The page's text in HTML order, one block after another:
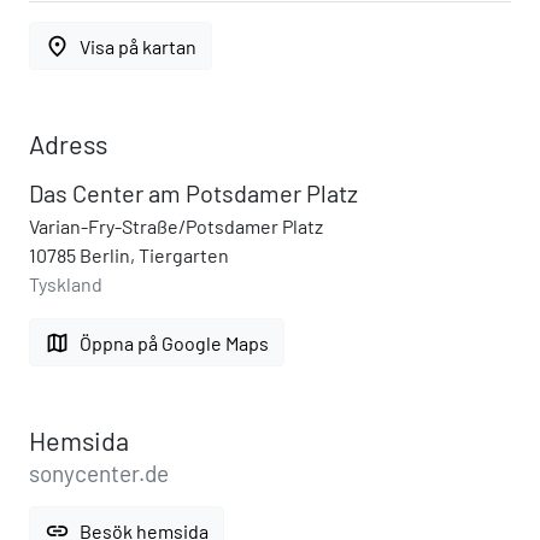
place Visa på kartan
Adress
Das Center am Potsdamer Platz
Varian-Fry-Straße/Potsdamer Platz
10785 Berlin, Tiergarten
Tyskland
map Öppna på Google Maps
Hemsida
sonycenter.de
link Besök hemsida